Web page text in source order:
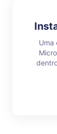
Uma